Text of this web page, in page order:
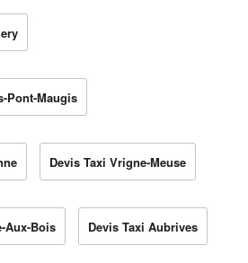
Pont-Maugis
Devis Taxi Vrigne-Meuse
Aux-Bois Devis Taxi Aubrives